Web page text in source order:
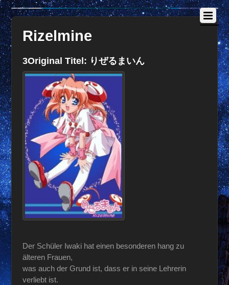
Rizelmine
3Original Titel: りぜるまいん
Der Schüler Iwaki hat einen besonderen hang zu
älteren Frauen,
was auch der Grund ist, dass er in seine Lehrerin
verliebt ist.